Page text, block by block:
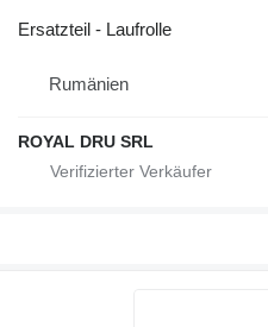
Ersatzteil - Laufrolle
Rumänien
ROYAL DRU SRL